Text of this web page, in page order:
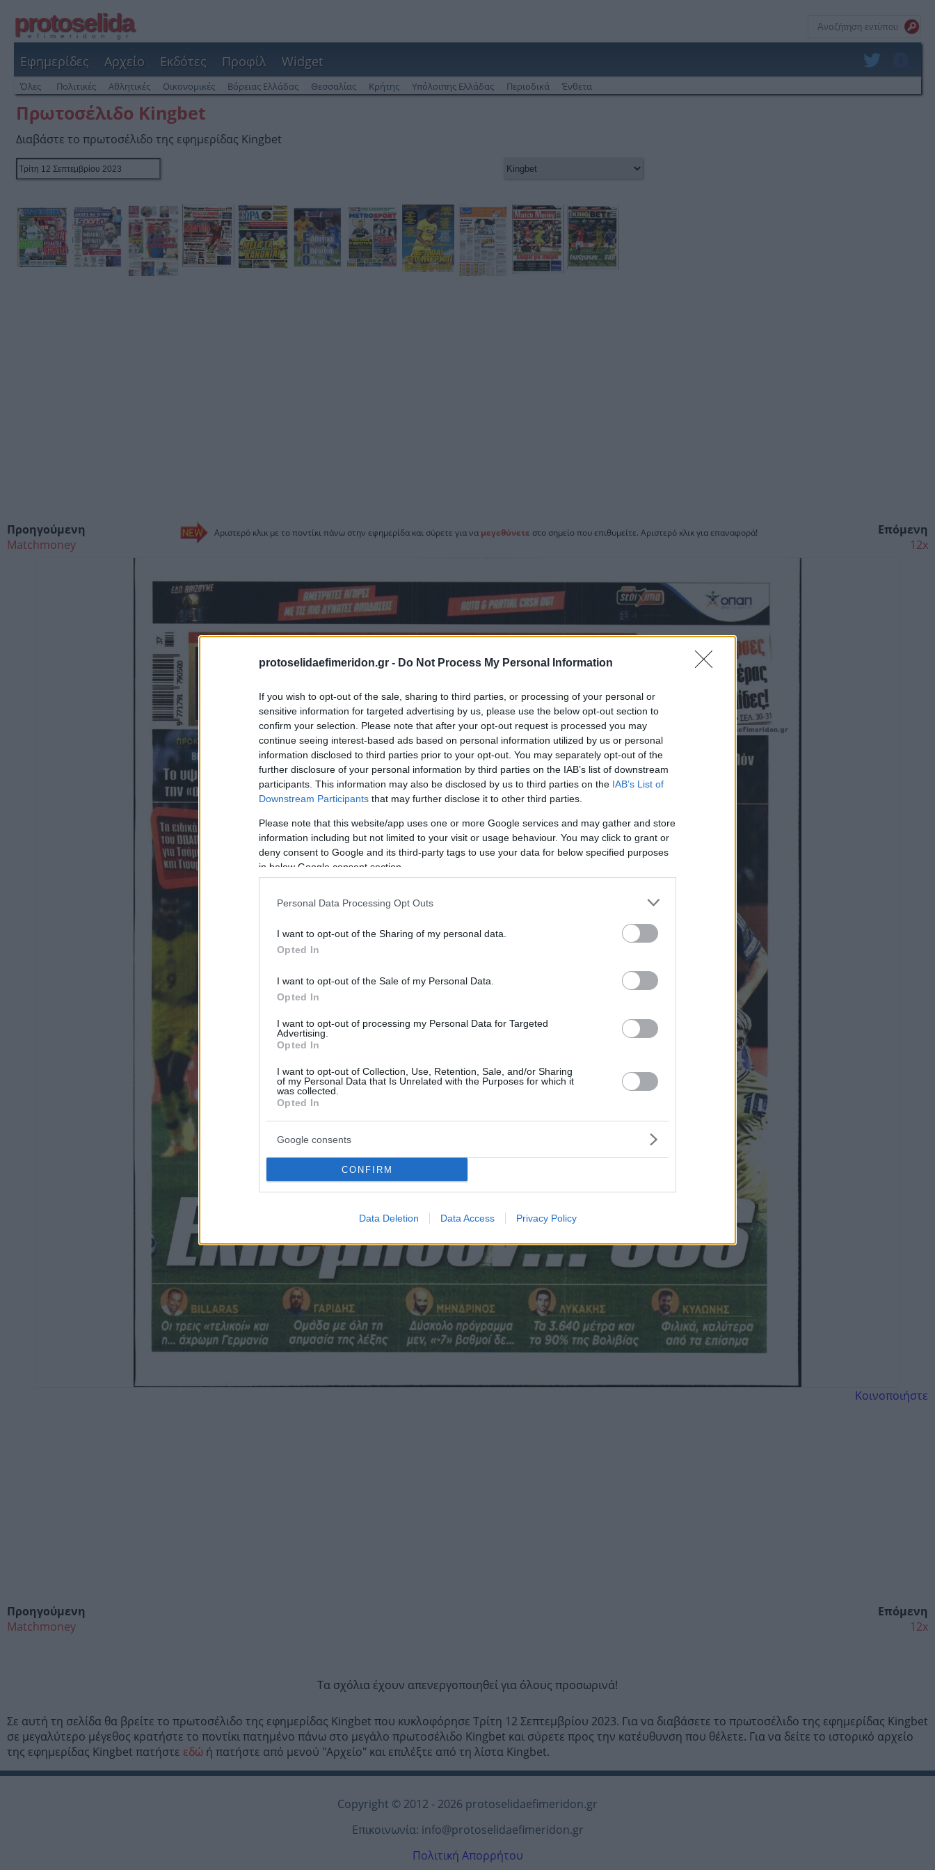
protoselidaefimeridon.gr - Do Not Process My Personal Information
If you wish to opt-out of the sale, sharing to third parties, or processing of your personal or
sensitive information for targeted advertising by us, please use the below opt-out section to
confirm your selection. Please note that after your opt-out request is processed you may
continue seeing interest-based ads based on personal information utilized by us or personal
information disclosed to third parties prior to your opt-out. You may separately opt-out of the
further disclosure of your personal information by third parties on the IAB’s list of downstream
participants. This information may also be disclosed by us to third parties on the IAB’s List of
Downstream Participants that may further disclose it to other third parties.
Please note that this website/app uses one or more Google services and may gather and store
information including but not limited to your visit or usage behaviour. You may click to grant or
deny consent to Google and its third-party tags to use your data for below specified purposes
in below Google consent section.
Personal Data Processing Opt Outs
I want to opt-out of the Sharing of my personal data.
Opted In
I want to opt-out of the Sale of my Personal Data.
Opted In
I want to opt-out of processing my Personal Data for Targeted
Advertising.
Opted In
I want to opt-out of Collection, Use, Retention, Sale, and/or Sharing
of my Personal Data that Is Unrelated with the Purposes for which it
was collected.
Opted In
Google consents
CONFIRM
Data Deletion Data Access Privacy Policy
protoselida
efimeridon.gr
Εφημερίδες Αρχείο Εκδότες Προφίλ Widget
Όλες Πολιτικές Αθλητικές Οικονομικές Βόρειας Ελλάδας Θεσσαλίας Κρήτης Υπόλοιπης Ελλάδας Περιοδικά Ένθετα
Πρωτοσέλιδο Kingbet
Διαβάστε το πρωτοσέλιδο της εφημερίδας Kingbet
Αριστερό κλικ με το ποντίκι πάνω στην εφημερίδα και σύρετε για να μεγεθύνετε στο σημείο που επιθυμείτε. Αριστερό κλικ για επαναφορά!
Προηγούμενη
Matchmoney
Επόμενη
12x
Κοινοποιήστε
Προηγούμενη
Matchmoney
Επόμενη
12x
Τα σχόλια έχουν απενεργοποιηθεί για όλους προσωρινά!
Σε αυτή τη σελίδα θα βρείτε το πρωτοσέλιδο της εφημερίδας Kingbet που κυκλοφόρησε Τρίτη 12 Σεπτεμβρίου 2023. Για να διαβάσετε το πρωτοσέλιδο της εφημερίδας Kingbet
σε μεγαλύτερο μέγεθος κρατήστε το ποντίκι πατημένο πάνω στο μεγάλο πρωτοσέλιδο Kingbet και σύρετε προς την κατέυθυνση που θέλετε. Για να δείτε το ιστορικό αρχείο
της εφημερίδας Kingbet πατήστε εδώ ή πατήστε από μενού "Αρχείο" και επιλέξτε από τη λίστα Kingbet.
Copyright © 2012 - 2026 protoselidaefimeridon.gr
Επικοινωνία: info@protoselidaefimeridon.gr
Πολιτική Απορρήτου